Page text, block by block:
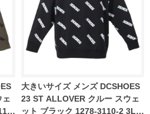
ェ
大きいサイズ メンズ DCSHOES
23 ST ALLOVER クルー スウェ
ット ブラック 1278-3110-2 3L